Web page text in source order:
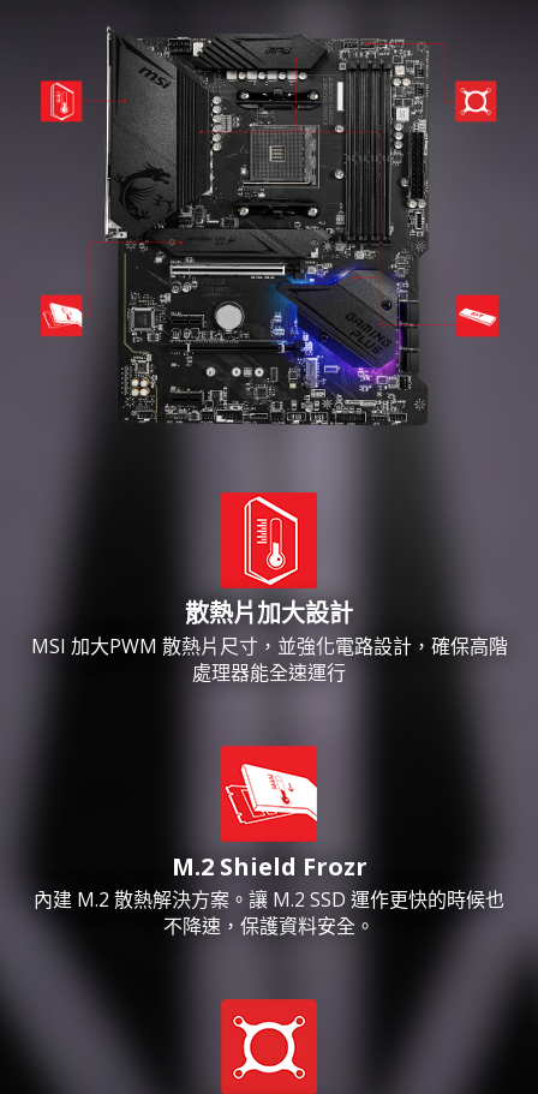
散熱片加大設計
MSI 加大PWM 散熱片尺寸，並強化電路設計，確保高階
處理器能全速運行
M.2 Shield Frozr
內建 M.2 散熱解決方案。讓 M.2 SSD 運作更快的時候也
不降速，保護資料安全。